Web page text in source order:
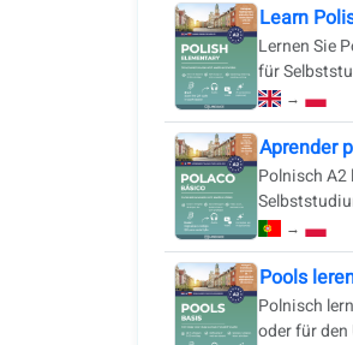
Learn
Lernen Sie
für
→
Aprender
Polnisch
→
Pools
Polnisch
oder für